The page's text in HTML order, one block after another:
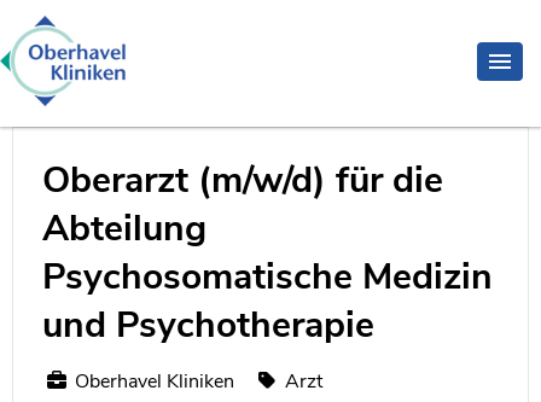
Oberarzt (m/w/d) für die
Abteilung
Psychosomatische Medizin
und Psychotherapie
Oberhavel Kliniken
Arzt